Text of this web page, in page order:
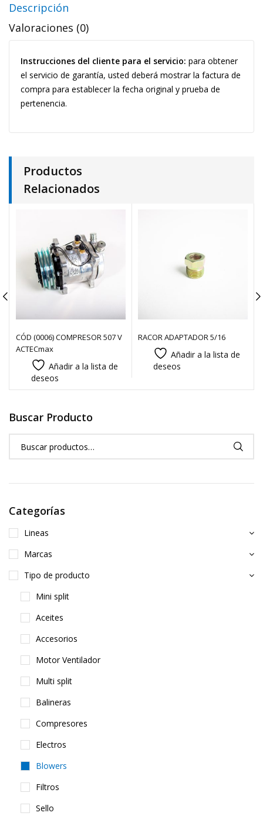
Descripción
Valoraciones (0)
Instrucciones del cliente para el servicio: para obtener
el servicio de garantía, usted deberá mostrar la factura de
compra para establecer la fecha original y prueba de
pertenencia.
Productos
Relacionados
CÓD (0006) COMPRESOR 507 V
ACTECmax
Añadir a la lista de
deseos
RACOR ADAPTADOR 5/16
Añadir a la lista de
deseos
Buscar Producto
Categorías
Lineas
Marcas
Tipo de producto
Mini split
Aceites
Accesorios
Motor Ventilador
Multi split
Balineras
Compresores
Electros
Blowers
Filtros
Sello